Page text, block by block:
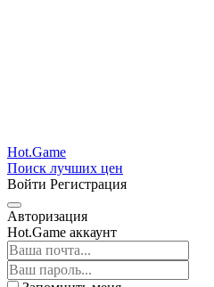
Hot.Game
Поиск лучших цен
Войти Регистрация
Авторизация
Hot.Game аккаунт